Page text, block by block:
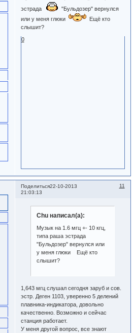
эстрада
"Бульдозер" вернулся
или у меня глюки
Ещё кто
слышит?
0
Поделиться 11
22-10-2013
21:03:13
Chu написал(а):
Музык на 1.6 мгц +- 10 кгц,
типа раша эстрада
"Бульдозер" вернулся или
у меня глюки Ещё кто
слышит?
1,643 мгц слушал сегодня заруб и сов.
эстр. Деген 1103, уверенно 5 делений
плавника-индикатора, довольно
качественно. Возможно и сейчас
станция работает.
У меня другой вопрос, все знают